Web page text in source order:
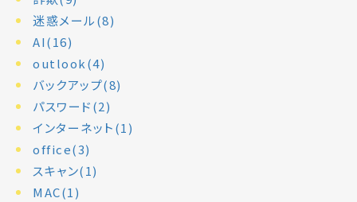
迷惑メール(8)
AI(16)
outlook(4)
バックアップ(8)
パスワード(2)
インターネット(1)
office(3)
スキャン(1)
MAC(1)